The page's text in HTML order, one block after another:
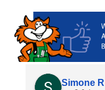
Simone R